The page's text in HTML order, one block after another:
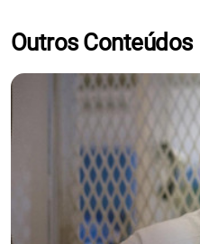
Outros Conteúdos